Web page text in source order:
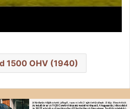
1500 OHV (1940)